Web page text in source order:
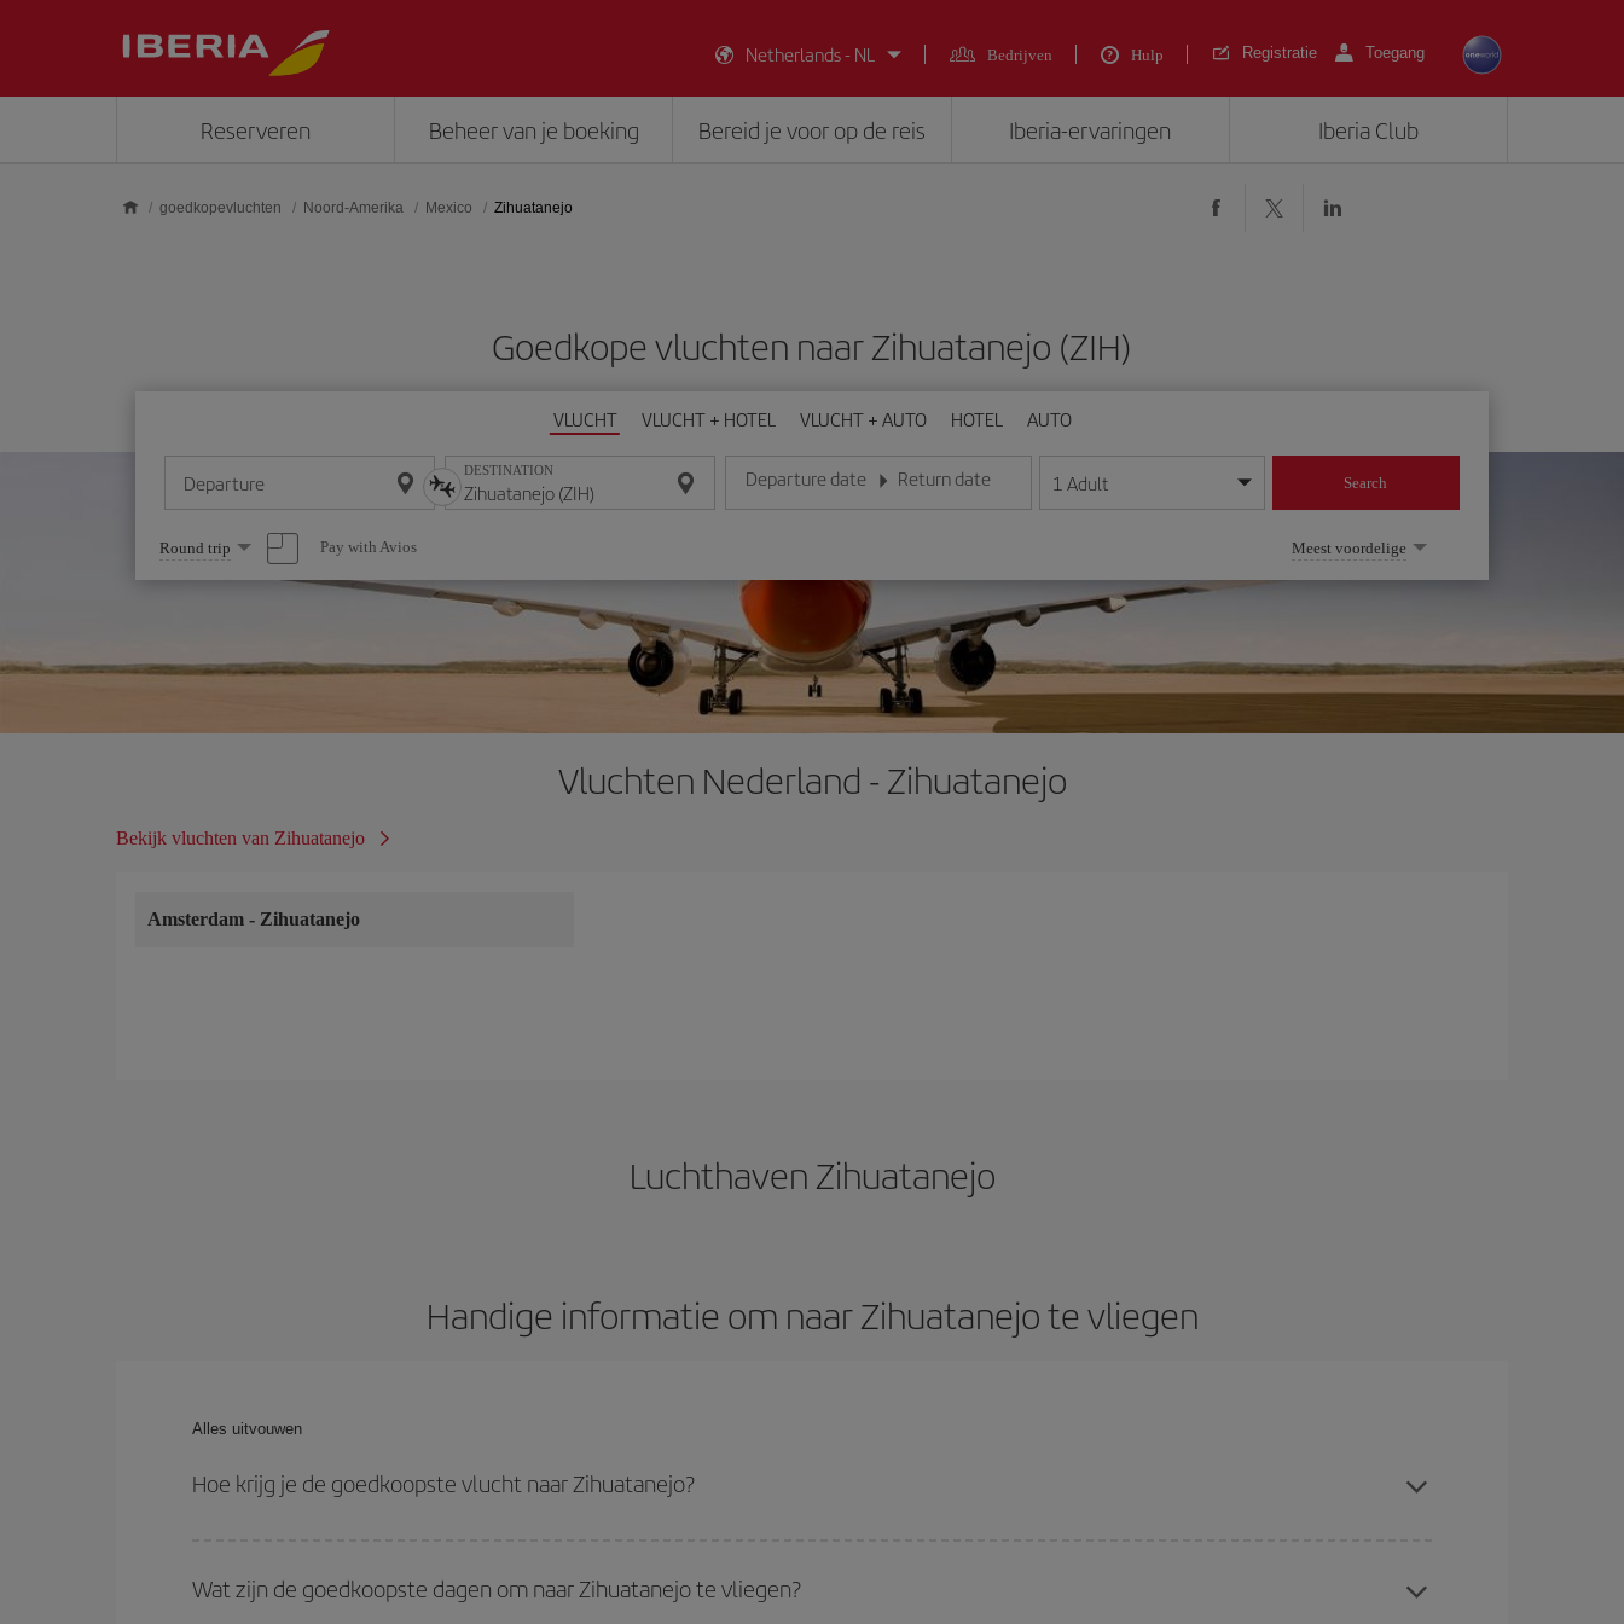
Netherlands - NL
Bedrijven Hulp Registratie Toegang
Reserveren Beheer van je boeking Bereid je voor op de reis Iberia-ervaringen Iberia Club
goedkopevluchten Noord-Amerika Mexico Zihuatanejo
Goedkope vluchten naar Zihuatanejo (ZIH)
VLUCHT VLUCHT + HOTEL VLUCHT + AUTO HOTEL AUTO
Departure DESTINATION Departure date
Voer de datum in het formaat dag/maand/jaar in
Return date
Voer de datum in het formaat dag/maand/jaar in
1 Adult Search
Select
one
option
Round trip Pay with Avios Meest voordelige
Vluchten Nederland - Zihuatanejo
Bekijk vluchten van Zihuatanejo
Amsterdam - Zihuatanejo
Luchthaven Zihuatanejo
Handige informatie om naar Zihuatanejo te vliegen
Alles uitvouwen
Hoe krijg je de goedkoopste vlucht naar Zihuatanejo?
terugvlucht. En als je nog geen specifieke bestemming voor je reis hebt gekozen, bekijk dan onze aanbiedingen en laat je inspireren: je vindt vast en zeker de goedkoopste
Wat zijn de goedkoopste dagen om naar Zihuatanejo te vliegen?